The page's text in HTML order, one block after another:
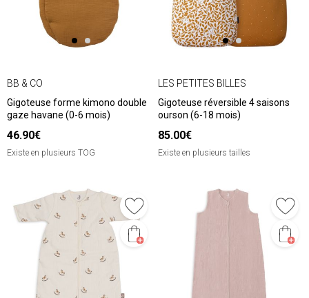
BB & CO
Gigoteuse forme kimono double
gaze havane (0-6 mois)
46.90€
Existe en plusieurs TOG
LES PETITES BILLES
Gigoteuse réversible 4 saisons
ourson (6-18 mois)
85.00€
Existe en plusieurs tailles